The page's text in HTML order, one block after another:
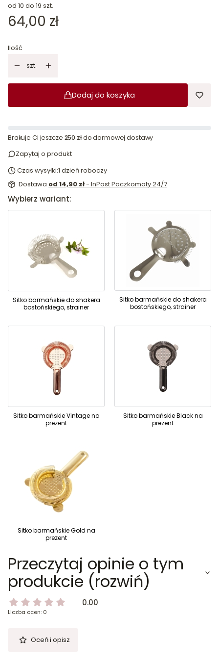
od 10 do 19 szt.
Cena
64,00 zł
Ilość
szt.
Dodaj do koszyka
Brakuje Ci jeszcze 250 złdo darmowej dostawy
Zapytaj o produkt
Czas wysyłki:1 dzień roboczy
Dostawa od 14,90 zł- InPost Paczkomaty 24/7
Wybierz wariant:
Sitko barmańskie do shakera
bostońskiego, strainer
Sitko barmańskie do shakera
bostońskiego, strainer
Sitko barmańskie Vintage na
prezent
Sitko barmańskie Black na
prezent
Sitko barmańskie Gold na
prezent
Przeczytaj opinie o tym
produkcie (rozwiń)
0.00
Liczba ocen: 0
Oceń i opisz